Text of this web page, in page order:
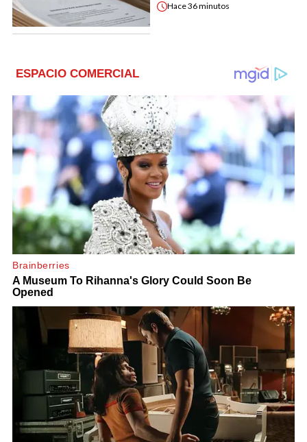
Hace36 minutos